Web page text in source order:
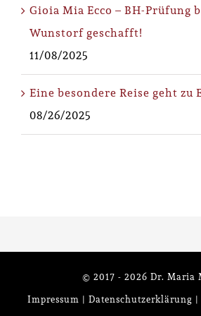
Gioia Mia Ecco – BH-Prüfung
Wunstorf geschafft!
11/08/2025
Eine besondere Reise geht zu
08/26/2025
© 2017 - 2026 Dr. Maria
Impressum | Datenschutzerklärung |